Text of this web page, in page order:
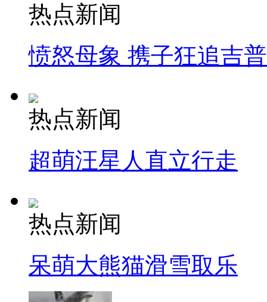
热点新闻
愤怒母象 携子狂追吉
热点新闻
超萌汪星人直立行走
热点新闻
呆萌大熊猫滑雪取乐